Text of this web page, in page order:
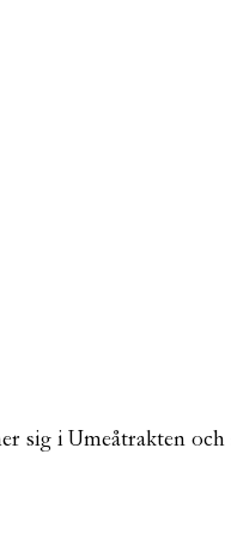
i Umeåtrakten